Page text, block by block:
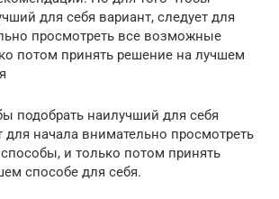
для себя вариант, следует для
просмотреть все возможные
потом принять решение на лучшем
подобрать наилучший для себя
для начала внимательно просмотреть
и только потом принять
способе для себя.